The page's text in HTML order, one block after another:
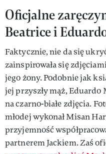
Oficjalne
Beatrice i
Faktycznie, nie da się
zainspirowała się
jego żony. Podobnie jak
jej przyszły mąż,
na czarno-białe zdjęcia.
młodej wykonał Misan
przyjemność
partnerem Jackiem. Zaś